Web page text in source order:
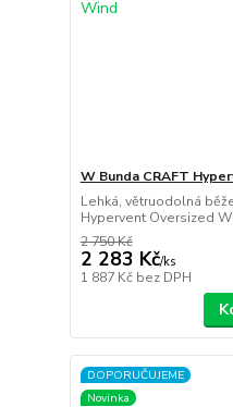
W Bunda CRAFT
Lehká, větruodolná
Hypervent Oversized
2 750 Kč
2 283 Kč/ks
1 887 Kč bez DPH
DOPORUČUJEME
Novinka